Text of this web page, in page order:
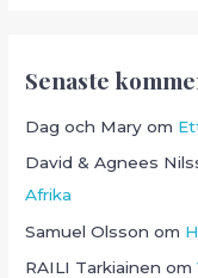
Senaste
Dag och Mary om
David & Agnees
Afrika
Samuel Olsson om
RAILI Tarkiainen om